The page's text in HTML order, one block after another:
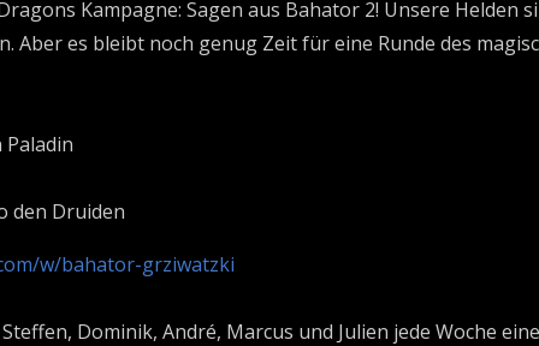
Kampagne: Sagen aus Bahator 2! Unsere Helden
Aber es bleibt noch genug Zeit für eine Runde des
den Druiden
w/bahator-grziwatzki
Dominik, André, Marcus und Julien jede Woche